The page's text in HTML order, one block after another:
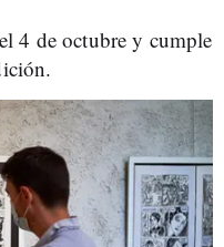
4 de octubre y cumple